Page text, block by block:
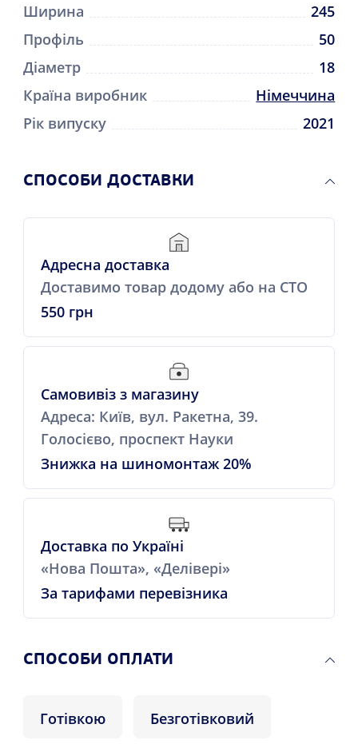
Ширина
245
Профіль
50
Діаметр
18
Країна виробник
Німеччина
Рік випуску
2021
СПОСОБИ ДОСТАВКИ
Адресна доставка
Доставимо товар додому або на СТО
550 грн
Самовивіз з магазину
Адреса: Київ, вул. Ракетна, 39.
Голосієво, проспект Науки
Знижка на шиномонтаж 20%
Доставка по Україні
«Нова Пошта», «Делівері»
За тарифами перевізника
СПОСОБИ ОПЛАТИ
Готівкою Безготівковий